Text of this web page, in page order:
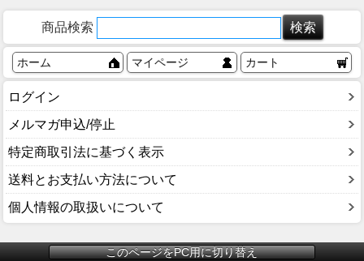
商品検索
ホーム マイページ カート
ログイン
メルマガ申込/停止
特定商取引法に基づく表示
送料とお支払い方法について
個人情報の取扱いについて
このページをPC用に切り替え